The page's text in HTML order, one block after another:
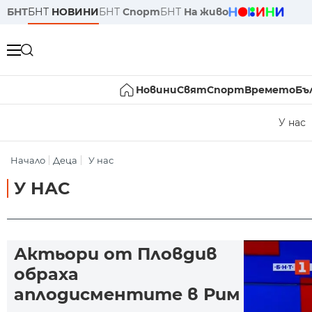
БНТБНТ НОВИНИБНТ СпортБНТ На живо
НовиниСвятСпортВремето
У нас
Начало Деца У нас
У НАС
Актьори от Пловдив
обраха
аплодисментите в Рим